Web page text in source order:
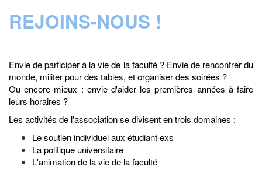
REJOINS-NOUS !
Envie de participer à la vie de la faculté ? Envie de rencontrer du
monde, militer pour des tables, et organiser des soirées ?
Ou encore mieux : envie d'aider les premières années à faire
leurs horaires ?
Les activités de l'association se divisent en trois domaines :
Le soutien individuel aux étudiant·exs
La politique universitaire
L'animation de la vie de la faculté